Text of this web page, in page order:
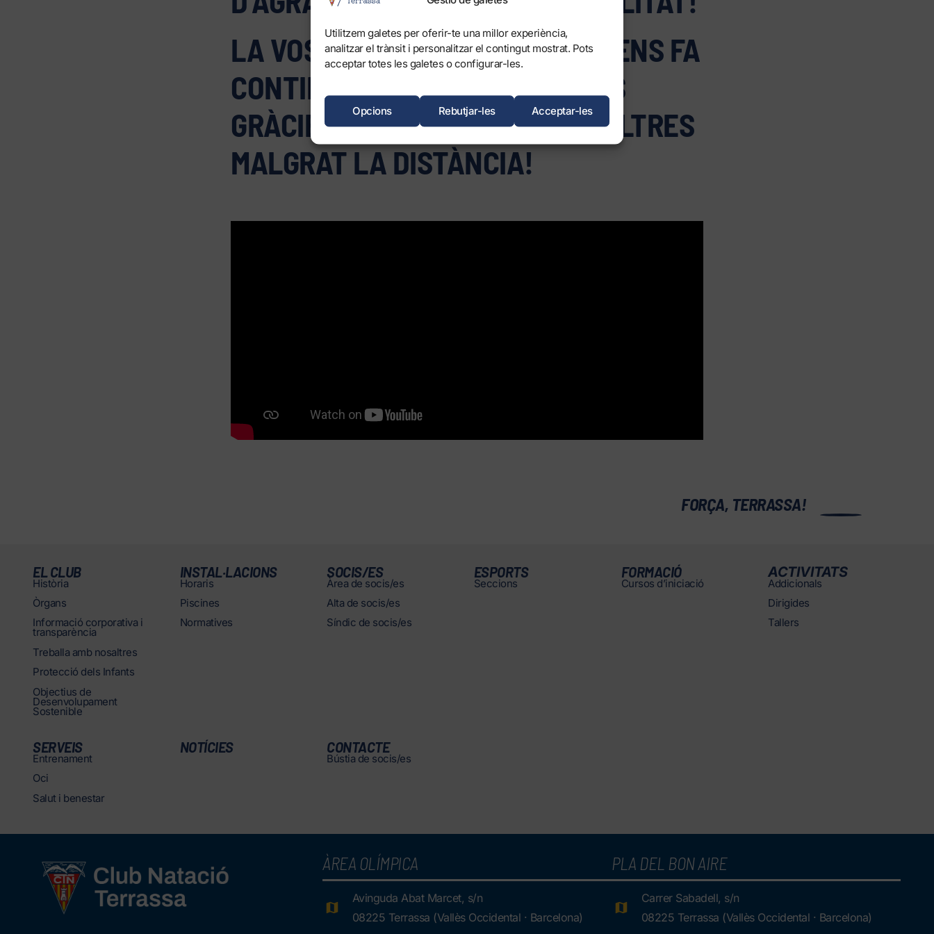
Utilitzem galetes per oferir-te una millor experiència,
analitzar el trànsit i personalitzar el contingut mostrat. Pots
acceptar totes les galetes o configurar-les.
Acceptar-les
Rebutjar-les
Opcions
LA VOSTRA CONFIANÇA DIÀRIA ENS FA
CONTINUAR ENDAVANT! MOLTES
GRÀCIES PER SEGUIR AMB NOSALTRES
MALGRAT LA DISTÀNCIA!
FORÇA, TERRASSA!
EL CLUB
Història
Òrgans
Informació corporativa i
transparència
Treballa amb nosaltres
Protecció dels Infants
Objectius de
Desenvolupament
Sostenible
INSTAL·LACIONS
Horaris
Piscines
Normatives
SOCIS/ES
Àrea de socis/es
Alta de socis/es
Síndic de socis/es
ESPORTS
Seccions
FORMACIÓ
Cursos d’iniciació
ACTIVITATS
Addicionals
Dirigides
Tallers
SERVEIS
Entrenament
Oci
Salut i benestar
NOTÍCIES CONTACTE
Bústia de socis/es
ÀREA OLÍMPICA
Avinguda Abat Marcet, s/n
08225 Terrassa (Vallès Occidental · Barcelona)
PLA DEL BON AIRE
Carrer Sabadell, s/n
08225 Terrassa (Vallès Occidental · Barcelona)